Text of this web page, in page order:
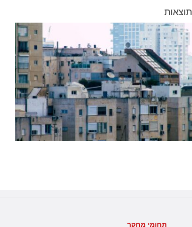
תוצאות
תחומי מחקר